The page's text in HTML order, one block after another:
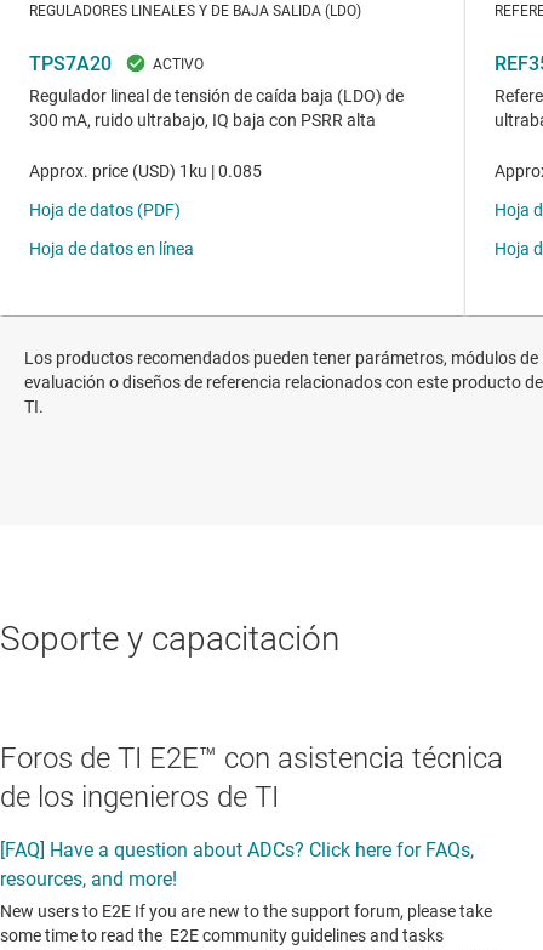
Los productos recomendados pueden tener parámetros, módulos de
evaluación o diseños de referencia relacionados con este producto de
TI.
Soporte y capacitación
Foros de TI E2E™ con asistencia técnica
de los ingenieros de TI